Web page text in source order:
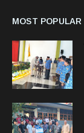
MOST POPULAR